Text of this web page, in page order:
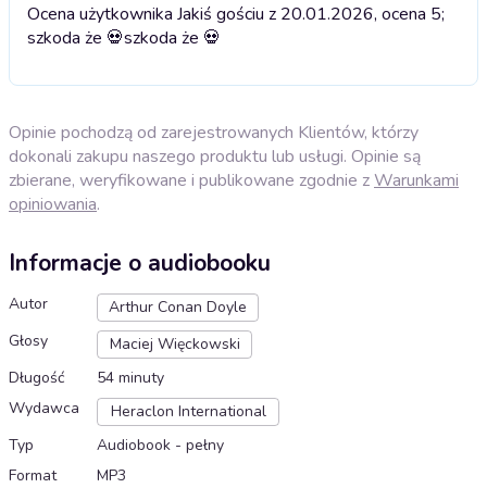
Ocena użytkownika Jakiś gościu z 20.01.2026, ocena 5;
szkoda że 💀szkoda że 💀
Opinie pochodzą od zarejestrowanych Klientów, którzy
dokonali zakupu naszego produktu lub usługi. Opinie są
zbierane, weryfikowane i publikowane zgodnie zWarunkami
opiniowania.
Informacje o audiobooku
Autor
Arthur Conan Doyle
Głosy
Maciej Więckowski
Długość
54 minuty
Wydawca
Heraclon International
Typ
Audiobook - pełny
Format
MP3